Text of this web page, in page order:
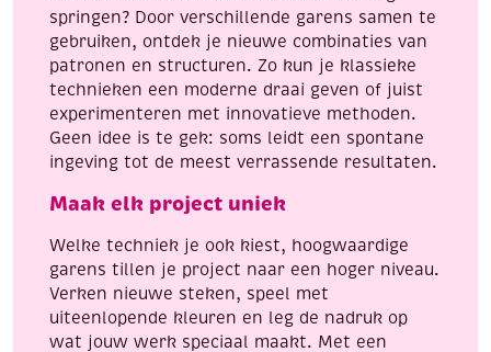
springen? Door verschillende garens samen te
gebruiken, ontdek je nieuwe combinaties van
patronen en structuren. Zo kun je klassieke
technieken een moderne draai geven of juist
experimenteren met innovatieve methoden.
Geen idee is te gek: soms leidt een spontane
ingeving tot de meest verrassende resultaten.
Maak elk project uniek
Welke techniek je ook kiest, hoogwaardige
garens tillen je project naar een hoger niveau.
Verken nieuwe steken, speel met
uiteenlopende kleuren en leg de nadruk op
wat jouw werk speciaal maakt. Met een